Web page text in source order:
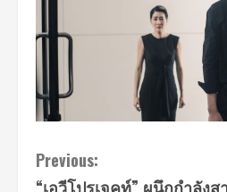
Continue
Previous:
“เอวีโปรเจคท์” ผนึกกำลัง